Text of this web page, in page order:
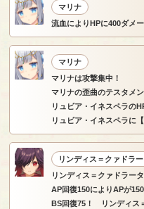
マリナ
流血によりHPに400ダメー
マリナ
マリナは攻撃集中！
マリナの歪曲のテスタメン
リュビア・イネスペラの
リュビア・イネスペラに
リンディス＝クァドラー
リンディス＝クァドラー
AP回復150によりAPが150
BS回復75！ リンディス